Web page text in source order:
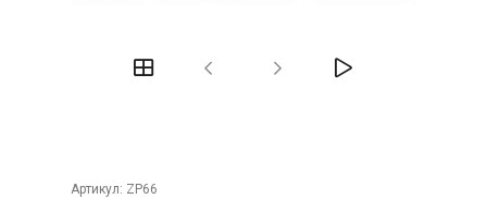
Артикул: ZP66